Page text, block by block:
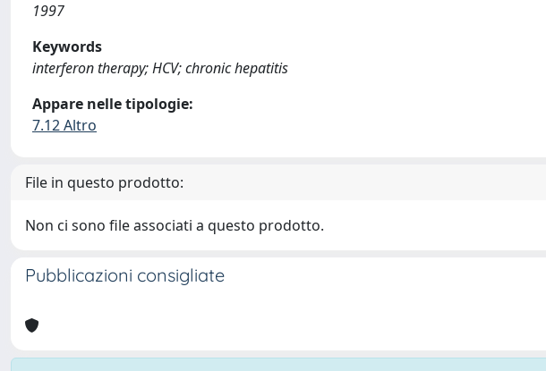
1997
Keywords
interferon therapy; HCV; chronic hepatitis
Appare nelle tipologie:
7.12 Altro
File in questo prodotto:
Non ci sono file associati a questo prodotto.
Pubblicazioni consigliate